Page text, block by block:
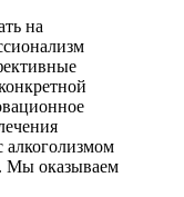
на
алкоголизмом
Мы оказываем